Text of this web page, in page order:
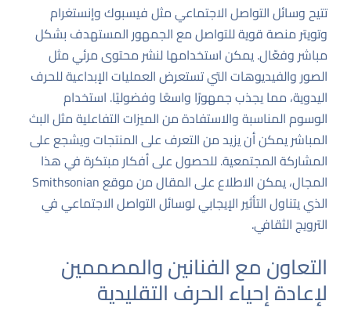
تتيح وسائل التواصل الاجتماعي مثل فيسبوك وإنستغرام
وتويتر منصة قوية للتواصل مع الجمهور المستهدف بشكل
مباشر وفعّال. يمكن استخدامها لنشر محتوى مرئي مثل
الصور والفيديوهات التي تستعرض العمليات الإبداعية للحرف
اليدوية، مما يجذب جمهورًا واسعًا وفضوليًا. استخدام
الوسوم المناسبة والاستفادة من الميزات التفاعلية مثل البث
المباشر يمكن أن يزيد من التعرف على المنتجات ويشجع على
المشاركة المجتمعية. للحصول على أفكار مبتكرة في هذا
المجال، يمكن الاطلاع على المقال من موقعSmithsonian
الذي يتناول التأثير الإيجابي لوسائل التواصل الاجتماعي في
الترويج الثقافي.
التعاون مع الفنانين والمصممين
لإعادة إحياء الحرف التقليدية